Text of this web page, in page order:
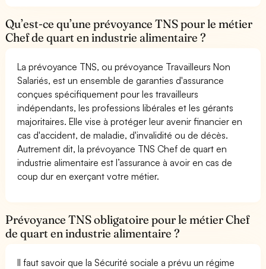
Qu’est-ce qu’une prévoyance TNS pour le métier
Chef de quart en industrie alimentaire ?
La prévoyance TNS, ou prévoyance Travailleurs Non
Salariés, est un ensemble de garanties d'assurance
conçues spécifiquement pour les travailleurs
indépendants, les professions libérales et les gérants
majoritaires. Elle vise à protéger leur avenir financier en
cas d'accident, de maladie, d'invalidité ou de décès.
Autrement dit, la prévoyance TNS Chef de quart en
industrie alimentaire est l’assurance à avoir en cas de
coup dur en exerçant votre métier.
Prévoyance TNS obligatoire pour le métier Chef
de quart en industrie alimentaire ?
Il faut savoir que la Sécurité sociale a prévu un régime